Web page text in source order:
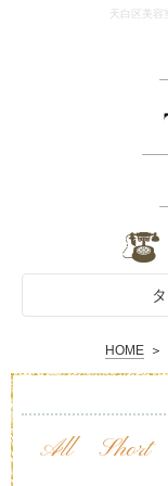
天白区美
Menu
Voice
Staff
HOME ＞
All Short